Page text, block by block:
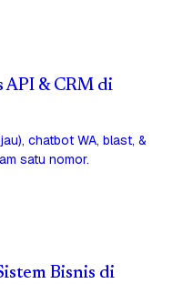
API & CRM di
chatbot WA, blast, &
satu nomor.
Bisnis di